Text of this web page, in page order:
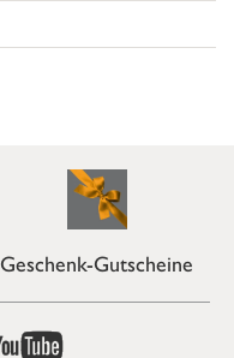
Geschenk-Gutscheine